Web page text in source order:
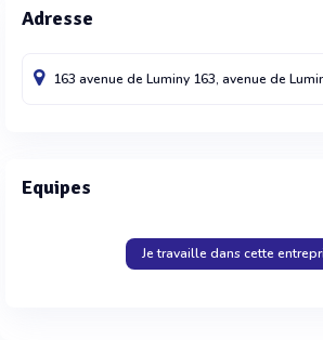
Adresse
163 avenue de Luminy 163, avenue de
Equipes
Je travaille dans cette